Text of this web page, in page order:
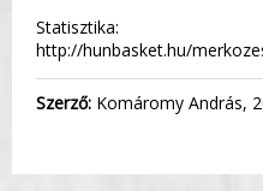
Statisztika:
http://hunbasket.hu/
Szerző: Komáromy András,